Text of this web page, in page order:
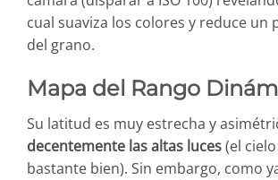
cual suaviza los colores y reduce un
del grano.
Mapa del Rango
Su latitud es muy estrecha y
decentemente las altas luces(el
bastante bien). Sin embargo, como